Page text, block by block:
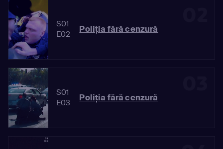
S01
E02
Poliția fără cenzură
S01
E03
Poliția fără cenzură